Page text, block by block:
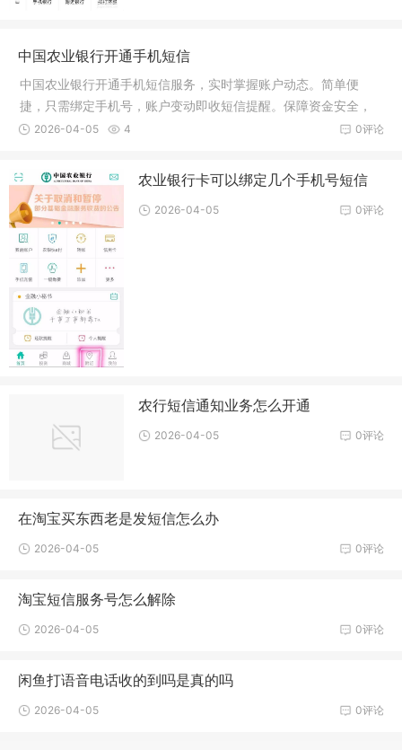
中国农业银行开通手机短信
中国农业银行开通手机短信服务，实时掌握账户动态。简单便
捷，只需绑定手机号，账户变动即收短信提醒。保障资金安全，
随时掌握账户余额与交易信息，贴心服务，安全无忧。
0评论
2026-04-05 4
农业银行卡可以绑定几个手机号短信
0评论
2026-04-05
农行短信通知业务怎么开通
0评论
2026-04-05
在淘宝买东西老是发短信怎么办
0评论
2026-04-05
淘宝短信服务号怎么解除
0评论
2026-04-05
闲鱼打语音电话收的到吗是真的吗
0评论
2026-04-05